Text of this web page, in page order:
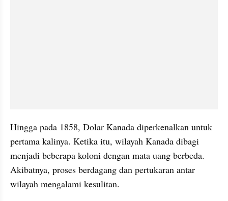
Hingga pada 1858, Dolar Kanada diperkenalkan untuk
pertama kalinya. Ketika itu, wilayah Kanada dibagi
menjadi beberapa koloni dengan mata uang berbeda.
Akibatnya, proses berdagang dan pertukaran antar
wilayah mengalami kesulitan.